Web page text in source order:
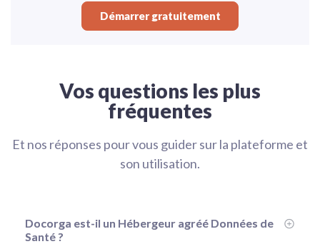
Démarrer gratuitement
Vos questions les plus
fréquentes
Et nos réponses pour vous guider sur la plateforme et
son utilisation.
Docorga est-il un Hébergeur agréé Données de
Santé ?